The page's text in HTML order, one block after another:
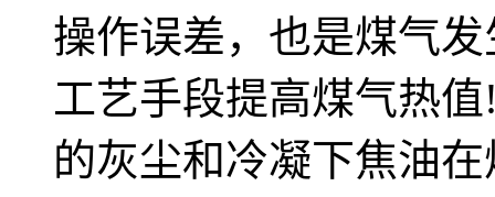
操作误差，也是煤气
工艺手段提高煤气热
的灰尘和冷凝下焦油